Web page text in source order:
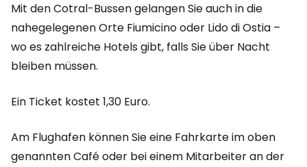
Mit den Cotral-Bussen gelangen Sie auch in die
nahegelegenen Orte Fiumicino oder Lido di Ostia –
wo es zahlreiche Hotels gibt, falls Sie über Nacht
bleiben müssen.
Ein Ticket kostet 1,30 Euro.
Am Flughafen können Sie eine Fahrkarte im oben
genannten Café oder bei einem Mitarbeiter an der